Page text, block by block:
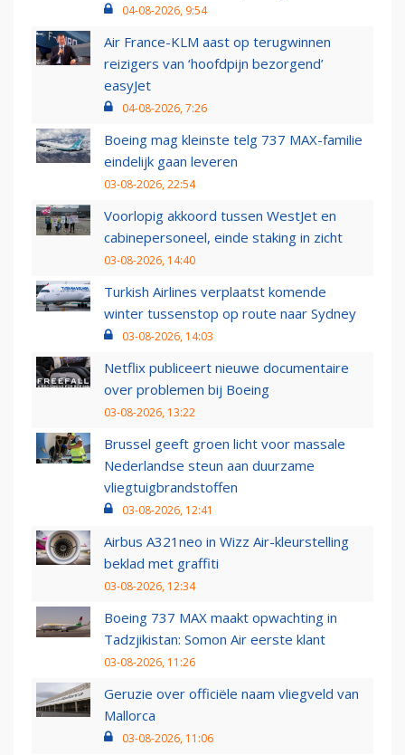
04-08-2026, 9:54
Air France-KLM aast op terugwinnen
reizigers van ‘hoofdpijn bezorgend’
easyJet
04-08-2026, 7:26
Boeing mag kleinste telg 737 MAX-familie
eindelijk gaan leveren
03-08-2026, 22:54
Voorlopig akkoord tussen WestJet en
cabinepersoneel, einde staking in zicht
03-08-2026, 14:40
Turkish Airlines verplaatst komende
winter tussenstop op route naar Sydney
03-08-2026, 14:03
Netflix publiceert nieuwe documentaire
over problemen bij Boeing
03-08-2026, 13:22
Brussel geeft groen licht voor massale
Nederlandse steun aan duurzame
vliegtuigbrandstoffen
03-08-2026, 12:41
Airbus A321neo in Wizz Air-kleurstelling
beklad met graffiti
03-08-2026, 12:34
Boeing 737 MAX maakt opwachting in
Tadzjikistan: Somon Air eerste klant
03-08-2026, 11:26
Geruzie over officiële naam vliegveld van
Mallorca
03-08-2026, 11:06